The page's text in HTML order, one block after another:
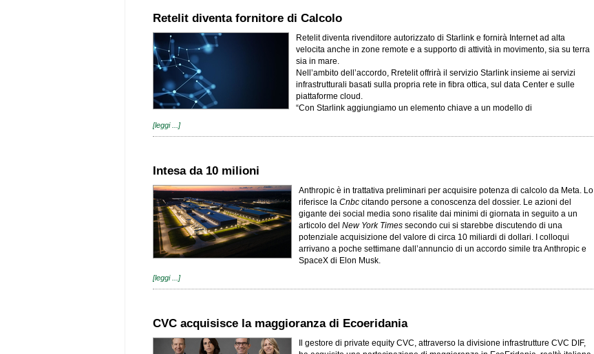
Retelit diventa fornitore di Calcolo
Retelit diventa rivenditore autorizzato di Starlink e fornirà Internet ad alta
velocita anche in zone remote e a supporto di attività in movimento, sia su terra
sia in mare.
Nell’ambito dell’accordo, Rretelit offrirà il servizio Starlink insieme ai servizi
infrastrutturali basati sulla propria rete in fibra ottica, sul data Center e sulle
piattaforme cloud.
“Con Starlink aggiungiamo un elemento chiave a un modello di
[leggi ...]
Intesa da 10 milioni
Anthropic è in trattativa preliminari per acquisire potenza di calcolo da Meta. Lo
riferisce la Cnbc citando persone a conoscenza del dossier. Le azioni del
gigante dei social media sono risalite dai minimi di giornata in seguito a un
articolo del New York Times secondo cui si starebbe discutendo di una
potenziale acquisizione del valore di circa 10 miliardi di dollari. I colloqui
arrivano a poche settimane dall’annuncio di un accordo simile tra Anthropic e
SpaceX di Elon Musk.
[leggi ...]
CVC acquisisce la maggioranza di Ecoeridania
Il gestore di private equity CVC, attraverso la divisione infrastrutture CVC DIF,